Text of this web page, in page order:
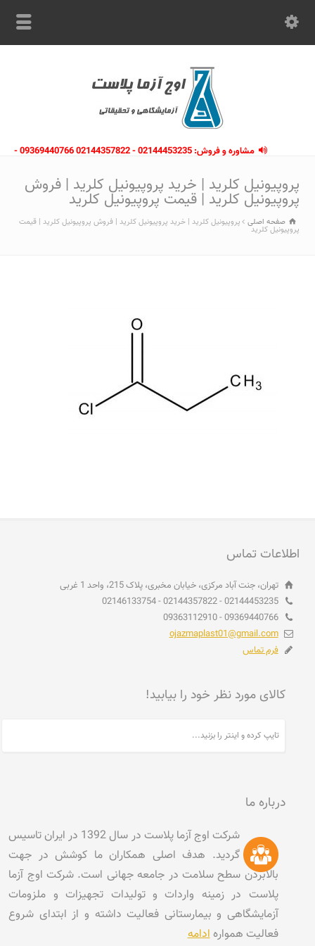
مشاوره و فروش: 02144453235 - 02144357822 09369440766 -
پروپیونیل کلرید | خرید پروپیونیل کلرید | فروش
پروپیونیل کلرید | قیمت پروپیونیل کلرید
صفحه اصلی پروپیونیل کلرید | خرید پروپیونیل کلرید | فروش پروپیونیل کلرید | قیمت
پروپیونیل کلرید
اطلاعات تماس
تهران، جنت آباد مرکزی، خیابان مخبری، پلاک 215، واحد 1 غربی
02144453235 - 02144357822 - 02146133754
09369440766 - 09363112910
ojazmaplast01@gmail.com
فرم تماس
کالای مورد نظر خود را بیابید!
درباره ما
شرکت اوج آزما پلاست در سال 1392 در ایران تاسیس
گردید. هدف اصلی همکاران ما کوشش در جهت
بالابردن سطح سلامت در جامعه جهانی است. شرکت اوج آزما
پلاست در زمینه واردات و تولیدات تجهیزات و ملزومات
آزمایشگاهی و بیمارستانی فعالیت داشته و از ابتدای شروع
فعالیت هموارهادامه